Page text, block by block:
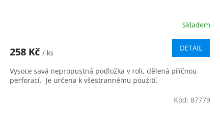
je
z
5
hvězdiček.
Skladem
258 Kč / ks
DETAIL
Vysoce savá nepropustná podložka v roli, dělená příčnou
perforací. Je určena k všestrannému použití.
Kód: 87779